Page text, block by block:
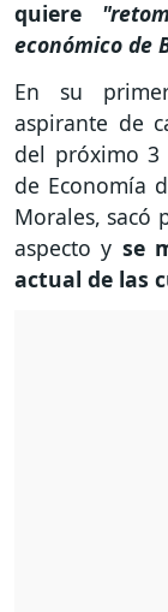
quiere
económico de
En su
aspirante de
del próximo 3
de Economía
Morales, sacó
aspecto y se
actual de las